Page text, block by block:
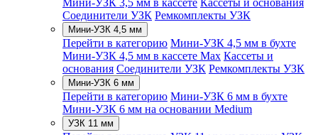
Мини-УЗК 3,5 мм в кассете Кассеты и основания
Соединители УЗК Ремкомплекты УЗК
Мини-УЗК 4,5 мм
Перейти в категорию Мини-УЗК 4,5 мм в бухте
Мини-УЗК 4,5 мм в кассете Max Кассеты и
основания Соединители УЗК Ремкомплекты УЗК
Мини-УЗК 6 мм
Перейти в категорию Мини-УЗК 6 мм в бухте
Мини-УЗК 6 мм на основании Medium
УЗК 11 мм